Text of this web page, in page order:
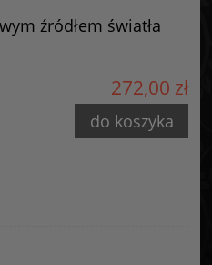
źródłem światła
272,00 zł
do koszyka